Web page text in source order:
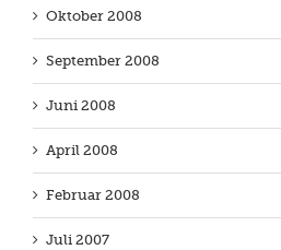
Oktober 2008
September 2008
Juni 2008
April 2008
Februar 2008
Juli 2007